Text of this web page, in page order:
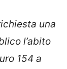
una
l’abito
154 a